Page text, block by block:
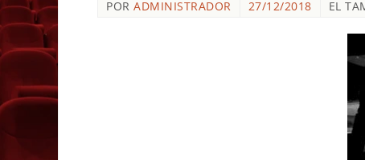
POR ADMINISTRADOR 27/12/2018 EL